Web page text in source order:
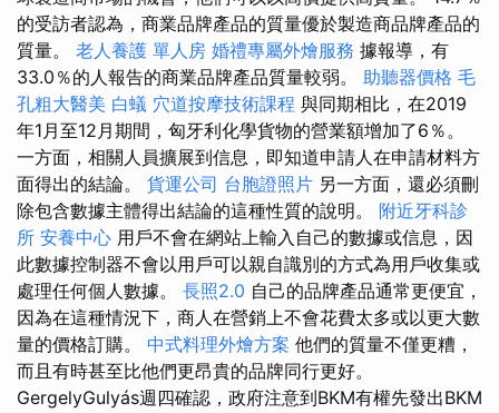
的受訪者認為，商業品牌產品的質量優於製造商品牌產品的
質量。 老人養護 單人房 婚禮專屬外燴服務 據報導，有
33.0％的人報告的商業品牌產品質量較弱。 助聽器價格 毛
孔粗大醫美 白蟻 穴道按摩技術課程 與同期相比，在2019
年1月至12月期間，匈牙利化學貨物的營業額增加了6％。
一方面，相關人員擴展到信息，即知道申請人在申請材料方
面得出的結論。 貨運公司 台胞證照片 另一方面，還必須刪
除包含數據主體得出結論的這種性質的說明。 附近牙科診
所 安養中心 用戶不會在網站上輸入自己的數據或信息，因
此數據控制器不會以用戶可以親自識別的方式為用戶收集或
處理任何個人數據。 長照2.0 自己的品牌產品通常更便宜，
因為在這種情況下，商人在營銷上不會花費太多或以更大數
量的價格訂購。 中式料理外燴方案 他們的質量不僅更糟，
而且有時甚至比他們更昂貴的品牌同行更好。
GergelyGulyás週四確認，政府注意到BKM有權先發出BKM